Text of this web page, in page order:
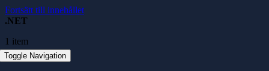
Fortsätt till innehållet
Toggle Navigation
.NET
1 item